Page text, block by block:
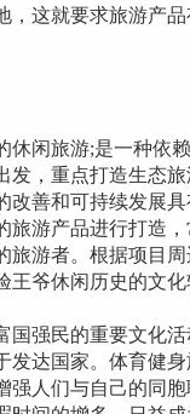
这就要求旅游产
闲旅游;是一种依
，重点打造生态
善和可持续发展
游产品进行打造
游者。根据项目
爷休闲历史的文
强民的重要文化活
达国家。体育健
人们与自己的同胞